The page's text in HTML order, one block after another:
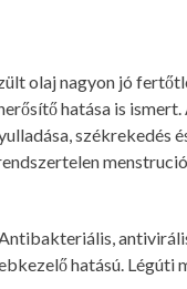
olaj nagyon jó
hatása is
székrekedés
hatású.